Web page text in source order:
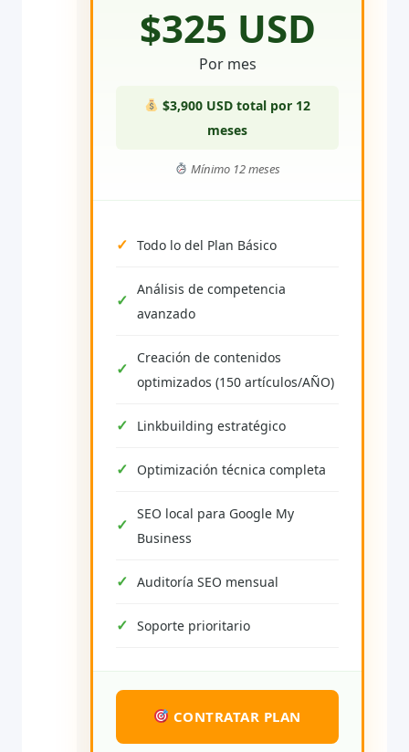
$325 USD
Por mes
$3,900 USD total por 12
meses
Mínimo 12 meses
Todo lo del Plan Básico
Análisis de competencia
avanzado
Creación de contenidos
optimizados (150 artículos/AÑO)
Linkbuilding estratégico
Optimización técnica completa
SEO local para Google My
Business
Auditoría SEO mensual
Soporte prioritario
CONTRATAR PLAN